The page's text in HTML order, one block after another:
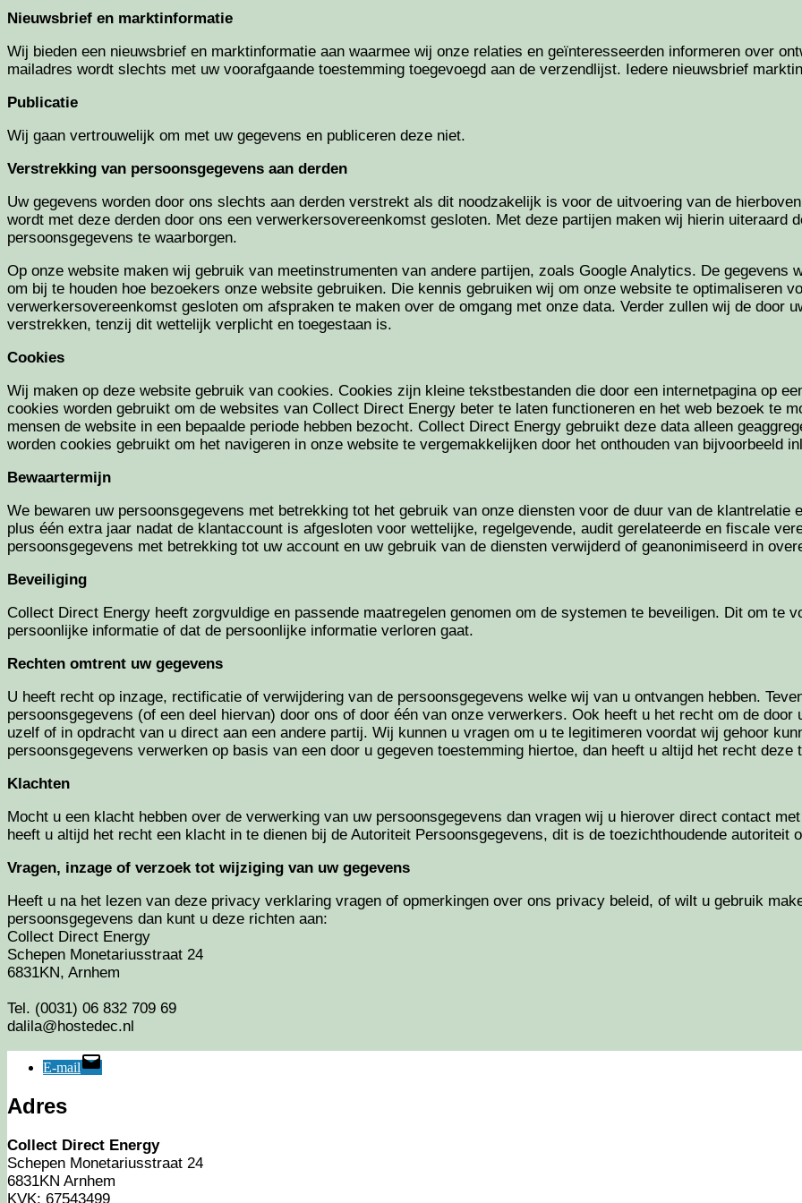
Nieuwsbrief en marktinformatie
Wij bieden een nieuwsbrief en marktinformatie aan waarmee wij onze relaties en geïnteresseerden informeren over
mailadres wordt slechts met uw voorafgaande toestemming toegevoegd aan de verzendlijst. Iedere nieuwsbrief
Publicatie
Wij gaan vertrouwelijk om met uw gegevens en publiceren deze niet.
Verstrekking van persoonsgegevens aan derden
Uw gegevens worden door ons slechts aan derden verstrekt als dit noodzakelijk is voor de uitvoering van de
wordt met deze derden door ons een verwerkersovereenkomst gesloten. Met deze partijen maken wij hierin uiteraard
persoonsgegevens te waarborgen.
Op onze website maken wij gebruik van meetinstrumenten van andere partijen, zoals Google Analytics. De gegevens
om bij te houden hoe bezoekers onze website gebruiken. Die kennis gebruiken wij om onze website te optimaliseren
verwerkersovereenkomst gesloten om afspraken te maken over de omgang met onze data. Verder zullen wij de door
verstrekken, tenzij dit wettelijk verplicht en toegestaan is.
Cookies
Wij maken op deze website gebruik van cookies. Cookies zijn kleine tekstbestanden die door een internetpagina op
cookies worden gebruikt om de websites van Collect Direct Energy beter te laten functioneren en het web bezoek te
mensen de website in een bepaalde periode hebben bezocht. Collect Direct Energy gebruikt deze data alleen
worden cookies gebruikt om het navigeren in onze website te vergemakkelijken door het onthouden van bijvoorbeeld
Bewaartermijn
We bewaren uw persoonsgegevens met betrekking tot het gebruik van onze diensten voor de duur van de
plus één extra jaar nadat de klantaccount is afgesloten voor wettelijke, regelgevende, audit gerelateerde en fiscale
persoonsgegevens met betrekking tot uw account en uw gebruik van de diensten verwijderd of geanonimiseerd in
Beveiliging
Collect Direct Energy heeft zorgvuldige en passende maatregelen genomen om de systemen te beveiligen. Dit om te
persoonlijke informatie of dat de persoonlijke informatie verloren gaat.
Rechten omtrent uw gegevens
U heeft recht op inzage, rectificatie of verwijdering van de persoonsgegevens welke wij van u ontvangen hebben.
persoonsgegevens (of een deel hiervan) door ons of door één van onze verwerkers. Ook heeft u het recht om de
uzelf of in opdracht van u direct aan een andere partij. Wij kunnen u vragen om u te legitimeren voordat wij gehoor
persoonsgegevens verwerken op basis van een door u gegeven toestemming hiertoe, dan heeft u altijd het recht deze
Klachten
Mocht u een klacht hebben over de verwerking van uw persoonsgegevens dan vragen wij u hierover direct contact
heeft u altijd het recht een klacht in te dienen bij de Autoriteit Persoonsgegevens, dit is de toezichthoudende autoriteit
Vragen, inzage of verzoek tot wijziging van uw gegevens
Heeft u na het lezen van deze privacy verklaring vragen of opmerkingen over ons privacy beleid, of wilt u gebruik
persoonsgegevens dan kunt u deze richten aan:
Collect Direct Energy
Schepen Monetariusstraat 24
6831KN, Arnhem
Tel. (0031) 06 832 709 69
dalila@hostedec.nl
E-mail
Adres
Collect Direct Energy
Schepen Monetariusstraat 24
6831KN Arnhem
KVK: 67543499